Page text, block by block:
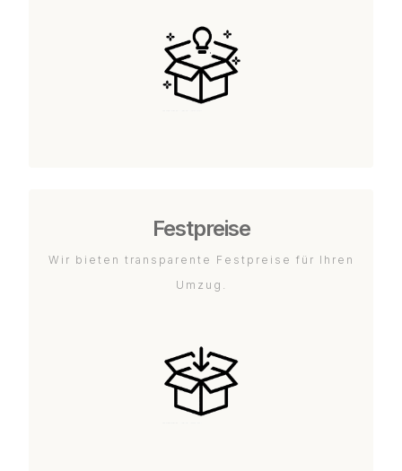
Festpreise
Wir bieten transparente Festpreise für Ihren
Umzug.